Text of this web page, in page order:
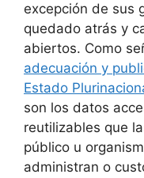
excepción de sus
quedado atrás y
abiertos. Como
adecuación y
Estado
son los datos
reutilizables que
público u
administran o